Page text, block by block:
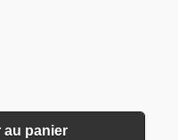
au panier